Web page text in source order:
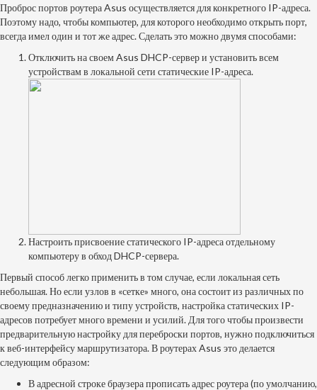
Проброс портов роутера Asus осуществляется для конкретного IP-адреса.
Поэтому надо, чтобы компьютер, для которого необходимо открыть порт,
всегда имел один и тот же адрес. Сделать это можно двумя способами:
Отключить на своем Asus DHCP-сервер и установить всем
устройствам в локальной сети статические IP-адреса.
Настроить присвоение статического IP-адреса отдельному
компьютеру в обход DHCP-сервера.
Первый способ легко применить в том случае, если локальная сеть
небольшая. Но если узлов в «сетке» много, она состоит из различных по
своему предназначению и типу устройств, настройка статических IP-
адресов потребует много времени и усилий. Для того чтобы произвести
предварительную настройку для переброски портов, нужно подключиться
к веб-интерфейсу маршрутизатора. В роутерах Asus это делается
следующим образом:
В адресной строке браузера прописать адрес роутера (по умолчанию,